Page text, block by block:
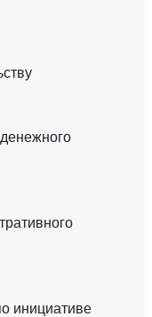
инициативе